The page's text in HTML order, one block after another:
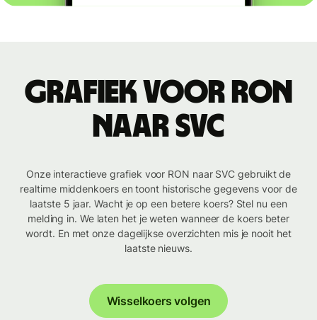
Grafiek voor RON
naar SVC
Onze interactieve grafiek voor RON naar SVC gebruikt de
realtime middenkoers en toont historische gegevens voor de
laatste 5 jaar. Wacht je op een betere koers? Stel nu een
melding in. We laten het je weten wanneer de koers beter
wordt. En met onze dagelijkse overzichten mis je nooit het
laatste nieuws.
Wisselkoers volgen